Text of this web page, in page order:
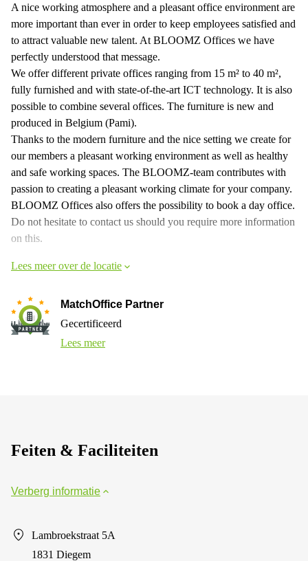
A nice working atmosphere and a pleasant office environment are
more important than ever in order to keep employees satisfied and
to attract valuable new talent. At BLOOMZ Offices we have
perfectly understood that message.
We offer different private offices ranging from 15 m² to 40 m²,
fully furnished and with state-of-the-art ICT technology. It is also
possible to combine several offices. The furniture is new and
produced in Belgium (Pami).
Thanks to the modern furniture and the nice setting we create for
our members a pleasant working environment as well as healthy
and safe working spaces. The BLOOMZ-team contributes with
passion to creating a pleasant working climate for your company.
BLOOMZ Offices also offers the possibility to book a day office.
Do not hesitate to contact us should you require more information
on this.
Lees meer over de locatie
MatchOffice Partner
Gecertificeerd
Lees meer
Feiten & Faciliteiten
Verberg informatie
Lambroekstraat 5A
1831 Diegem